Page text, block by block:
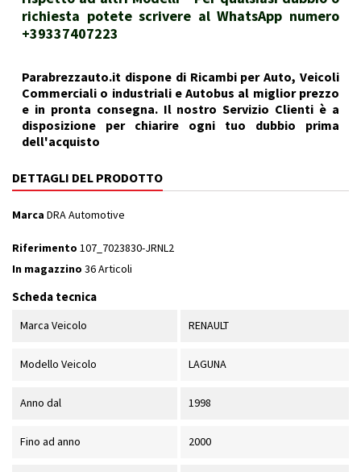
richiesta potete scrivere al WhatsApp numero
+39337407223
Parabrezzauto.it dispone di Ricambi per Auto, Veicoli
Commerciali o industriali e Autobus al miglior prezzo
e in pronta consegna. Il nostro Servizio Clienti è a
disposizione per chiarire ogni tuo dubbio prima
dell'acquisto
DETTAGLI DEL PRODOTTO
Marca DRA Automotive
Riferimento 107_7023830-JRNL2
In magazzino 36 Articoli
Scheda tecnica
Marca Veicolo RENAULT
Modello Veicolo LAGUNA
Anno dal 1998
Fino ad anno 2000